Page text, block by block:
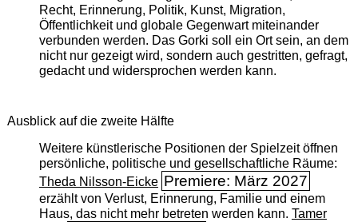
Recht, Erinnerung, Politik, Kunst, Migration,
Öffentlichkeit und globale Gegenwart miteinander
verbunden werden. Das Gorki soll ein Ort sein, an dem
nicht nur gezeigt wird, sondern auch gestritten, gefragt,
gedacht und widersprochen werden kann.
Ausblick auf die zweite Hälfte
Weitere künstlerische Positionen der Spielzeit öffnen
persönliche, politische und gesellschaftliche Räume:
Theda Nilsson-Eicke Premiere: März 2027
erzählt von Verlust, Erinnerung, Familie und einem
Haus, das nicht mehr betreten werden kann. Tamer